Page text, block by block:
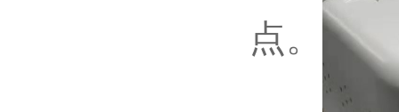
点。